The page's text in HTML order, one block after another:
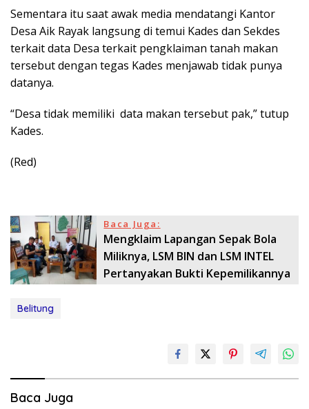
Sementara itu saat awak media mendatangi Kantor
Desa Aik Rayak langsung di temui Kades dan Sekdes
terkait data Desa terkait pengklaiman tanah makan
tersebut dengan tegas Kades menjawab tidak punya
datanya.
“Desa tidak memiliki data makan tersebut pak,” tutup
Kades.
(Red)
Baca Juga:
Mengklaim Lapangan Sepak Bola
Miliknya, LSM BIN dan LSM INTEL
Pertanyakan Bukti Kepemilikannya
Belitung
Baca Juga